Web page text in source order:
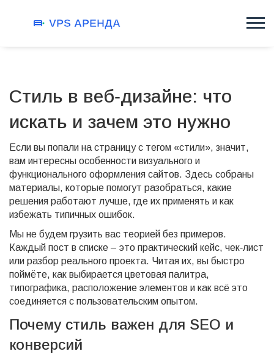
Стиль в веб‑дизайне: что
искать и зачем это нужно
Если вы попали на страницу с тегом «стили», значит,
вам интересны особенности визуального и
функционального оформления сайтов. Здесь собраны
материалы, которые помогут разобраться, какие
решения работают лучше, где их применять и как
избежать типичных ошибок.
Мы не будем грузить вас теорией без примеров.
Каждый пост в списке – это практический кейс, чек‑лист
или разбор реального проекта. Читая их, вы быстро
поймёте, как выбирается цветовая палитра,
типографика, расположение элементов и как всё это
соединяется с пользовательским опытом.
Почему стиль важен для SEO и
конверсий